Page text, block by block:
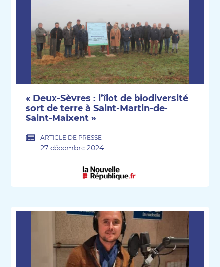
« Deux-Sèvres : l’îlot de biodiversité
sort de terre à Saint-Martin-de-
Saint-Maixent »
ARTICLE DE PRESSE
27 décembre 2024